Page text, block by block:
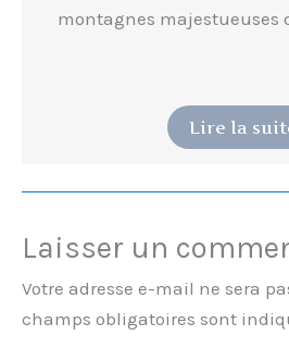
montagnes majestueuses
Lire la
Laisser un
Votre adresse e-mail ne sera
champs obligatoires sont